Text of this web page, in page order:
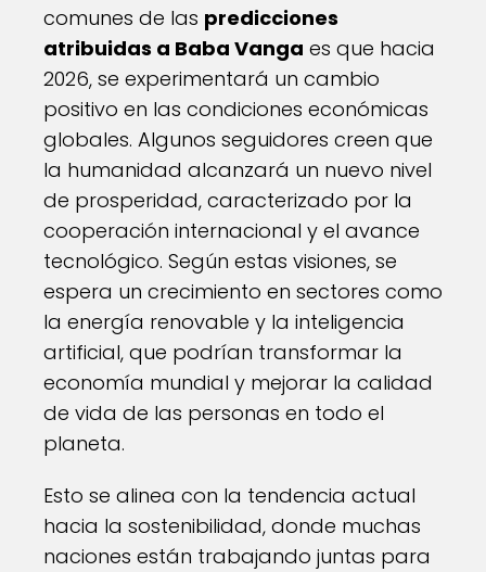
comunes de las predicciones
atribuidas a Baba Vanga es que hacia
2026, se experimentará un cambio
positivo en las condiciones económicas
globales. Algunos seguidores creen que
la humanidad alcanzará un nuevo nivel
de prosperidad, caracterizado por la
cooperación internacional y el avance
tecnológico. Según estas visiones, se
espera un crecimiento en sectores como
la energía renovable y la inteligencia
artificial, que podrían transformar la
economía mundial y mejorar la calidad
de vida de las personas en todo el
planeta.
Esto se alinea con la tendencia actual
hacia la sostenibilidad, donde muchas
naciones están trabajando juntas para